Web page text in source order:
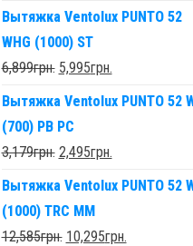
Вытяжка Ventolux PUNTO 52
WHG (1000) ST
6,899грн. 5,995грн.
Вытяжка Ventolux PUNTO 52
(700) PB PC
3,179грн. 2,495грн.
Вытяжка Ventolux PUNTO 52
(1000) TRC MM
12,585грн. 10,295грн.